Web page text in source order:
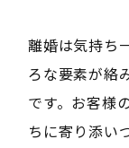
離婚は気持ち
ろな要素が絡
です。お客様
ちに寄り添い